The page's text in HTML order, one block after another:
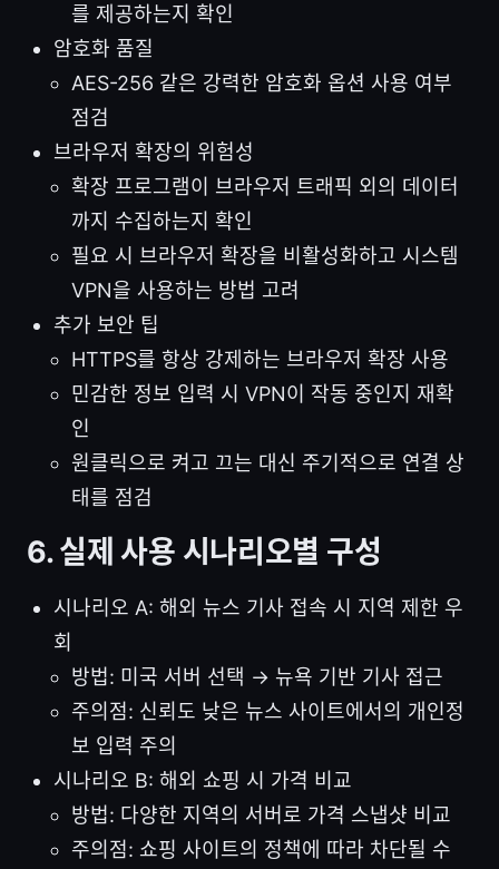
를 제공하는지 확인
암호화 품질
AES-256 같은 강력한 암호화 옵션 사용 여부
점검
브라우저 확장의 위험성
확장 프로그램이 브라우저 트래픽 외의 데이터
까지 수집하는지 확인
필요 시 브라우저 확장을 비활성화하고 시스템
VPN을 사용하는 방법 고려
추가 보안 팁
HTTPS를 항상 강제하는 브라우저 확장 사용
민감한 정보 입력 시 VPN이 작동 중인지 재확
인
원클릭으로 켜고 끄는 대신 주기적으로 연결 상
태를 점검
6. 실제 사용 시나리오별 구성
시나리오 A: 해외 뉴스 기사 접속 시 지역 제한 우
회
방법: 미국 서버 선택 → 뉴욕 기반 기사 접근
주의점: 신뢰도 낮은 뉴스 사이트에서의 개인정
보 입력 주의
시나리오 B: 해외 쇼핑 시 가격 비교
방법: 다양한 지역의 서버로 가격 스냅샷 비교
주의점: 쇼핑 사이트의 정책에 따라 차단될 수